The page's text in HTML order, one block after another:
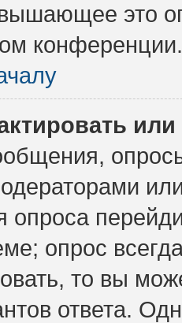
это
конференции.
опроса
опрос
то вы
ответа.